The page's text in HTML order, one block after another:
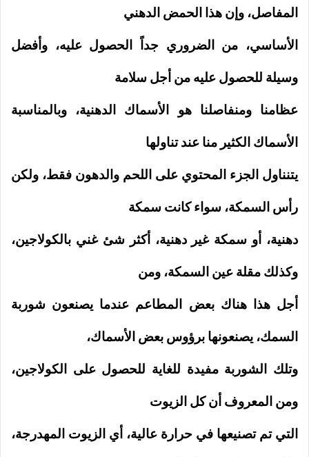
المفاصل، و إن هذا الحمض الدهني
الأساسي، من الضروري جداً الحصول عليه، وأفضل
وسيلة للحصول عليه من أجل سلامة
عظامنا ومنفاصلنا هو الأسماك الدهنية، وبالمناسبة
الأسماك الكثير منا عند تناولها
يتنناول الجزء المحتوي على اللحم والدهون فقط، ولكن
رأس السمكة، سواء كانت سمكة
دهنية، أو سمكة غير دهنية، أكثر شئ غني بالكولاجين،
وكذلك مقلة عين السمكة، ومن
أجل هذا هناك بعض المطاعم عندما يصنعون شوربة
السمك، يصنعونها برؤوس بعض الأسماك،
وتلك الشوربة مفيدة للغاية للحصول على الكولاجين،
ومن المعروف أن كل الزيوت
التي تم تصنيعها في حرارة عالية، أي الزيوت المهدرجة،